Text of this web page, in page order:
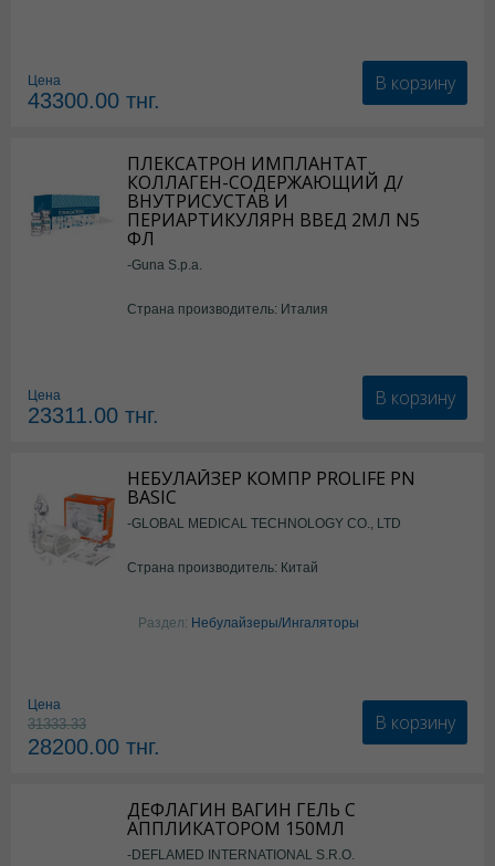
Цена
43300.00 тнг.
В корзину
ПЛЕКСАТРОН ИМПЛАНТАТ
КОЛЛАГЕН-СОДЕРЖАЮЩИЙ Д/
ВНУТРИСУСТАВ И
ПЕРИАРТИКУЛЯРН ВВЕД 2МЛ N5
ФЛ
-Guna S.p.a.
Страна производитель: Италия
Цена
23311.00 тнг.
В корзину
НЕБУЛАЙЗЕР КОМПР PROLIFE PN
BASIC
-GLOBAL MEDICAL TECHNOLOGY CO., LTD
Страна производитель: Китай
Раздел: Небулайзеры/Ингаляторы
Цена
31333.33
28200.00 тнг.
В корзину
ДЕФЛАГИН ВАГИН ГЕЛЬ С
АППЛИКАТОРОМ 150МЛ
-DEFLAMED INTERNATIONAL S.R.O.